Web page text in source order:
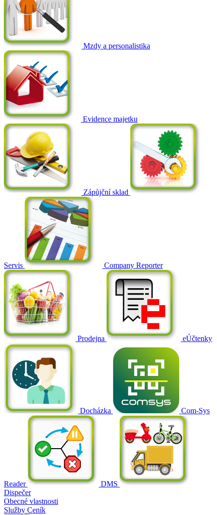
Mzdy a personalistika
Evidence majetku
Zápůjční sklad
Servis Company Reporter
Prodejna eÚčtenky
Docházka Com-Sys
Reader
DMS
Dispečer
Obecné vlastnosti
Služby Ceník